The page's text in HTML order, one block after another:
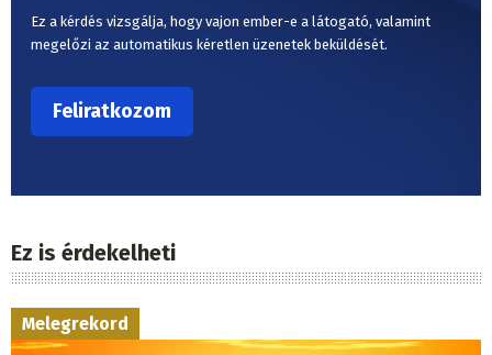
Ez a kérdés vizsgálja, hogy vajon ember-e a látogató, valamint
megelőzi az automatikus kéretlen üzenetek beküldését.
Ez is érdekelheti
Melegrekord